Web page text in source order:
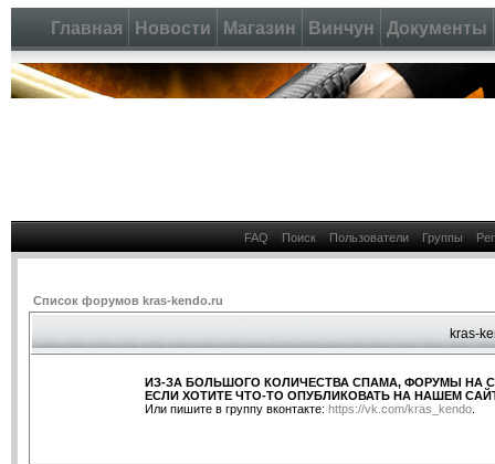
Главная Новости Магазин Винчун Документы
FAQ Поиск Пользователи Группы
Список форумов kras-kendo.ru
kras-
ИЗ-ЗА БОЛЬШОГО КОЛИЧЕСТВА СПАМА, ФОРУМЫ НА
ЕСЛИ ХОТИТЕ ЧТО-ТО ОПУБЛИКОВАТЬ НА НАШЕМ
Или пишите в группу вконтакте: https://vk.com/kras_kendo